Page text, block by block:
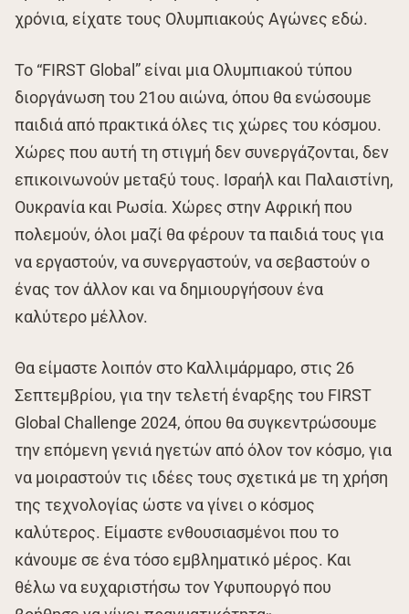
χρόνια, είχατε τους Ολυμπιακούς Αγώνες εδώ.
Το “FIRST Global” είναι μια Ολυμπιακού τύπου
διοργάνωση του 21ου αιώνα, όπου θα ενώσουμε
παιδιά από πρακτικά όλες τις χώρες του κόσμου.
Χώρες που αυτή τη στιγμή δεν συνεργάζονται, δεν
επικοινωνούν μεταξύ τους. Ισραήλ και Παλαιστίνη,
Ουκρανία και Ρωσία. Χώρες στην Αφρική που
πολεμούν, όλοι μαζί θα φέρουν τα παιδιά τους για
να εργαστούν, να συνεργαστούν, να σεβαστούν ο
ένας τον άλλον και να δημιουργήσουν ένα
καλύτερο μέλλον.
Θα είμαστε λοιπόν στο Καλλιμάρμαρο, στις 26
Σεπτεμβρίου, για την τελετή έναρξης του FIRST
Global Challenge 2024, όπου θα συγκεντρώσουμε
την επόμενη γενιά ηγετών από όλον τον κόσμο, για
να μοιραστούν τις ιδέες τους σχετικά με τη χρήση
της τεχνολογίας ώστε να γίνει ο κόσμος
καλύτερος. Είμαστε ενθουσιασμένοι που το
κάνουμε σε ένα τόσο εμβληματικό μέρος. Και
θέλω να ευχαριστήσω τον Υφυπουργό που